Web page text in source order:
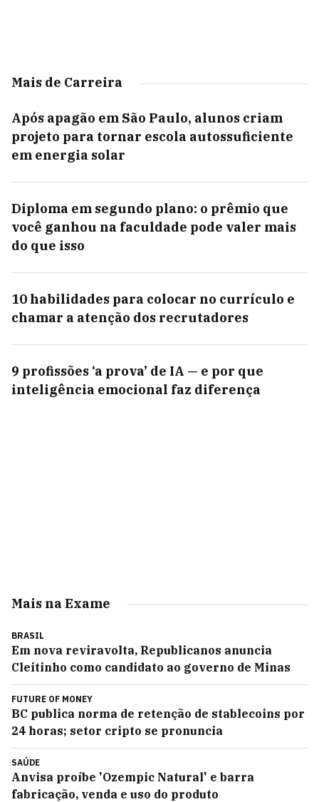
Mais de Carreira
Após apagão em São Paulo, alunos criam
projeto para tornar escola autossuficiente
em energia solar
Diploma em segundo plano: o prêmio que
você ganhou na faculdade pode valer mais
do que isso
10 habilidades para colocar no currículo e
chamar a atenção dos recrutadores
9 profissões ‘a prova’ de IA — e por que
inteligência emocional faz diferença
Mais na Exame
BRASIL
Em nova reviravolta, Republicanos anuncia
Cleitinho como candidato ao governo de Minas
FUTURE OF MONEY
BC publica norma de retenção de stablecoins por
24 horas; setor cripto se pronuncia
SAÚDE
Anvisa proíbe 'Ozempic Natural' e barra
fabricação, venda e uso do produto